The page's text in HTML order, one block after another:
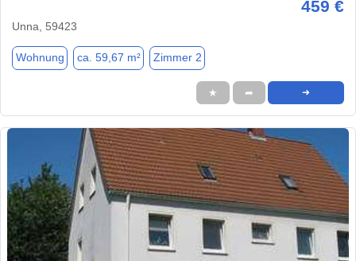
459 €
Unna, 59423
Wohnung ca. 59,67 m² Zimmer 2
★ ➦ ➜